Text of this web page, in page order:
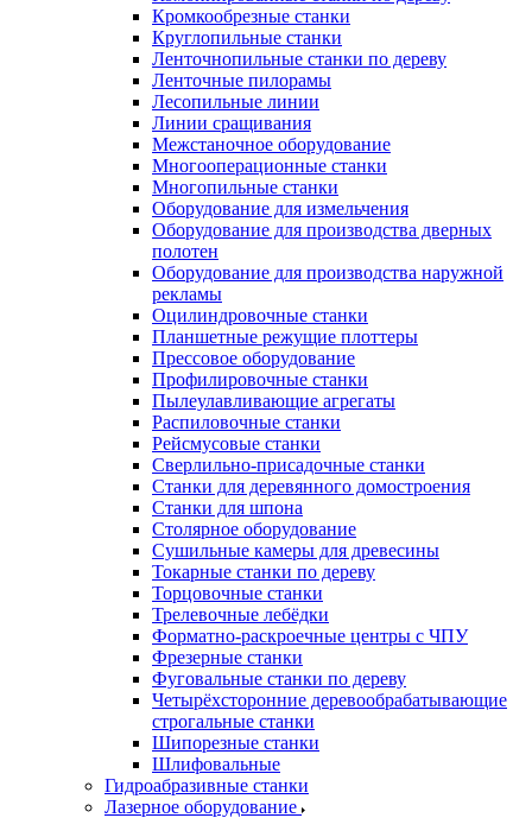
Кромкообрезные станки
Круглопильные станки
Ленточнопильные станки по дереву
Ленточные пилорамы
Лесопильные линии
Линии сращивания
Межстаночное оборудование
Многооперационные станки
Многопильные станки
Оборудование для измельчения
Оборудование для производства дверных
полотен
Оборудование для производства наружной
рекламы
Оцилиндровочные станки
Планшетные режущие плоттеры
Прессовое оборудование
Профилировочные станки
Пылеулавливающие агрегаты
Распиловочные станки
Рейсмусовые станки
Сверлильно-присадочные станки
Станки для деревянного домостроения
Станки для шпона
Столярное оборудование
Сушильные камеры для древесины
Токарные станки по дереву
Торцовочные станки
Трелевочные лебёдки
Форматно-раскроечные центры с ЧПУ
Фрезерные станки
Фуговальные станки по дереву
Четырёхсторонние деревообрабатывающие
строгальные станки
Шипорезные станки
Шлифовальные
Гидроабразивные станки
Лазерное оборудование